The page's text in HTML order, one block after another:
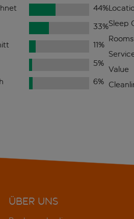
44%
33%
11%
5%
6%
Sleep
Rooms
Value
ÜBER UNS